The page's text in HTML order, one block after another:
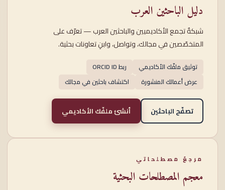
دليل الباحثين العرب
شبكةٌ تجمع الأكاديميين والباحثين العرب — تعرّف على
المتخصّصين في مجالك، وتواصل، وابنِ تعاونات بحثية.
توثيق ملفّك الأكاديمي
ربط ORCID ID
عرض أعمالك المنشورة
اكتشاف باحثين في مجالك
تصفّح الباحثين أنشئ ملفّك الأكاديمي
مرجعٌ مصطلحاتي
معجم المصطلحات البحثية